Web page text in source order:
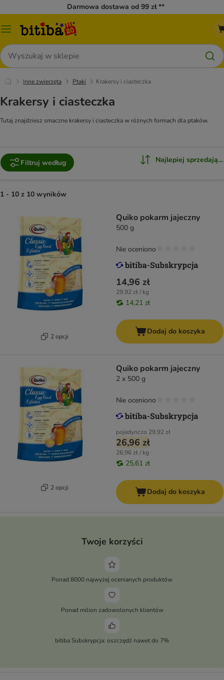
Darmowa dostawa od 99 zł **
Menu
Szukaj
Inne zwierzęta Ptaki Krakersy i ciasteczka
Krakersy i ciasteczka
Tutaj znajdziesz smaczne krakersy i ciasteczka w różnych formach dla ptaków.
Filtruj według Najlepiej
1 - 10 z 10 wyników
2 opcji
Quiko pokarm jajeczny
500 g
14,96 zł
29,92 zł / kg
14,21 zł
Nie oceniono
Dodaj do koszyka
2 opcji
Quiko pokarm jajeczny
2 x 500 g
pojedynczo 29,92 zł
26,96 zł
26,96 zł / kg
25,61 zł
Nie oceniono
Dodaj do koszyka
Twoje korzyści
Ponad 8000 najwyżej ocenianych produktów
Ponad milion zadowolonych klientów
bitiba Subskrypcja: oszczędź nawet do 7%